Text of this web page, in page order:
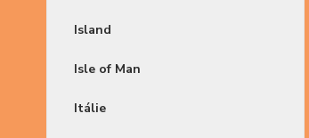
Island
Isle of Man
Itálie